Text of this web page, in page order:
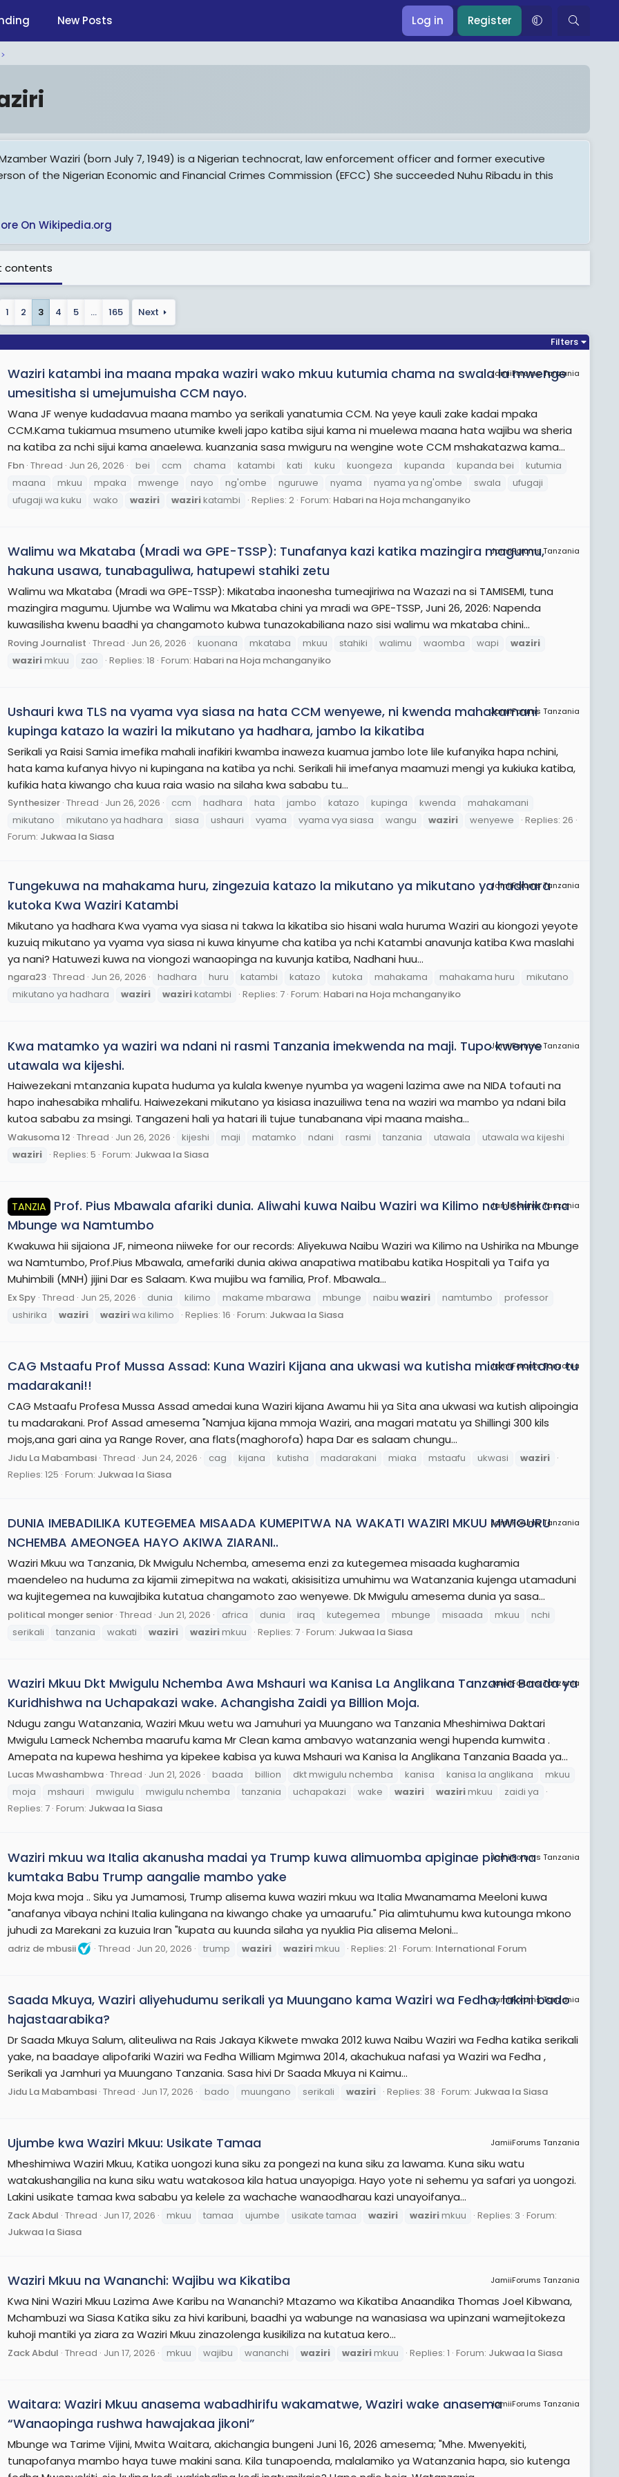
New Posts Log in Register
Waziri (born July 7, 1949) is a Nigerian technocrat, law enforcement officer and former executive
of the Nigerian Economic and Financial Crimes Commission (EFCC) She succeeded Nuhu Ribadu in this
On Wikipedia.org
contents
1 2 3 4 5 … 165 Next
Filters
JamiiForums Tanzania
Waziri katambi ina maana mpaka waziri wako mkuu kutumia chama na swala la mwenge
umesitisha si umejumuisha CCM nayo.
Wana JF wenye kudadavua maana mambo ya serikali yanatumia CCM. Na yeye kauli zake kadai mpaka
CCM.Kama tukiamua msumeno utumike kweli japo katiba sijui kama ni muelewa maana hata wajibu wa sheria
na katiba za nchi sijui kama anaelewa. kuanzania sasa mwiguru na wengine wote CCM mshakatazwa kama...
Fbn Thread Jun 26, 2026 bei ccm chama katambi kati kuku kuongeza kupanda kupanda bei
kutumia
maana
mkuu mpaka mwenge nayo ng'ombe nguruwe nyama nyama ya ng'ombe swala
ufugaji
ufugaji wa kuku
wako waziri wazirikatambi Replies: 2 Forum: Habari na Hoja mchanganyiko
JamiiForums Tanzania
Walimu wa Mkataba (Mradi wa GPE-TSSP): Tunafanya kazi katika mazingira magumu,
hakuna usawa, tunabaguliwa, hatupewi stahiki zetu
Walimu wa Mkataba (Mradi wa GPE-TSSP): Mikataba inaonesha tumeajiriwa na Wazazi na si TAMISEMI, tuna
mazingira magumu. Ujumbe wa Walimu wa Mkataba chini ya mradi wa GPE-TSSP, Juni 26, 2026: Napenda
kuwasilisha kwenu baadhi ya changamoto kubwa tunazokabiliana nazo sisi walimu wa mkataba chini...
Roving Journalist Thread Jun 26, 2026 kuonana mkataba mkuu stahiki walimu waomba wapi
waziri
wazirimkuu zao Replies: 18 Forum: Habari na Hoja mchanganyiko
JamiiForums Tanzania
Ushauri kwa TLS na vyama vya siasa na hata CCM wenyewe, ni kwenda mahakamani
kupinga katazo la waziri la mikutano ya hadhara, jambo la kikatiba
Serikali ya Raisi Samia imefika mahali inafikiri kwamba inaweza kuamua jambo lote lile kufanyika hapa nchini,
hata kama kufanya hivyo ni kupingana na katiba ya nchi. Serikali hii imefanya maamuzi mengi ya kukiuka katiba,
kufikia hata kiwango cha kuua raia wasio na silaha kwa sababu tu...
Synthesizer Thread Jun 26, 2026 ccm hadhara hata jambo katazo kupinga kwenda
mahakamani
mikutano
mikutano ya hadhara siasa ushauri vyama vyama vya siasa wangu waziri wenyewe
Replies: 26
Forum: Jukwaa la Siasa
JamiiForums Tanzania
Tungekuwa na mahakama huru, zingezuia katazo la mikutano ya mikutano ya hadhara
kutoka Kwa Waziri Katambi
Mikutano ya hadhara Kwa vyama vya siasa ni takwa la kikatiba sio hisani wala huruma Waziri au kiongozi yeyote
kuzuiq mikutano ya vyama vya siasa ni kuwa kinyume cha katiba ya nchi Katambi anavunja katiba Kwa maslahi
ya nani? Hatuwezi kuwa na viongozi wanaopinga na kuvunja katiba, Nadhani huu...
ngara23 Thread Jun 26, 2026 hadhara huru katambi katazo kutoka mahakama mahakama huru
mikutano
mikutano ya hadhara
waziri wazirikatambi Replies: 7 Forum: Habari na Hoja mchanganyiko
JamiiForums Tanzania
Kwa matamko ya waziri wa ndani ni rasmi Tanzania imekwenda na maji. Tupo kwenye
utawala wa kijeshi.
Haiwezekani mtanzania kupata huduma ya kulala kwenye nyumba ya wageni lazima awe na NIDA tofauti na
hapo inahesabika mhalifu. Haiwezekani mikutano ya kisiasa inazuiliwa tena na waziri wa mambo ya ndani bila
kutoa sababu za msingi. Tangazeni hali ya hatari ili tujue tunabanana vipi maana maisha...
Wakusoma 12 Thread Jun 26, 2026 kijeshi maji matamko ndani rasmi tanzania utawala
utawala wa kijeshi
waziri
Replies: 5 Forum: Jukwaa la Siasa
JamiiForums Tanzania
TANZIA
Prof. Pius Mbawala afariki dunia. Aliwahi kuwa Naibu Waziri wa Kilimo na Ushirika na
Mbunge wa Namtumbo
Kwakuwa hii sijaiona JF, nimeona niiweke for our records: Aliyekuwa Naibu Waziri wa Kilimo na Ushirika na Mbunge
wa Namtumbo, Prof.Pius Mbawala, amefariki dunia akiwa anapatiwa matibabu katika Hospitali ya Taifa ya
Muhimbili (MNH) jijini Dar es Salaam. Kwa mujibu wa familia, Prof. Mbawala...
Ex Spy Thread Jun 25, 2026 dunia kilimo makame mbarawa mbunge naibu waziri namtumbo
professor
ushirika
waziri waziriwa kilimo Replies: 16 Forum: Jukwaa la Siasa
JamiiForums Tanzania
CAG Mstaafu Prof Mussa Assad: Kuna Waziri Kijana ana ukwasi wa kutisha miaka mitano tu
madarakani!!
CAG Mstaafu Profesa Mussa Assad amedai kuna Waziri kijana Awamu hii ya Sita ana ukwasi wa kutish alipoingia
tu madarakani. Prof Assad amesema "Namjua kijana mmoja Waziri, ana magari matatu ya Shillingi 300 kils
mojs,ana gari aina ya Range Rover, ana flats(maghorofa) hapa Dar es salaam chungu...
Jidu La Mabambasi Thread Jun 24, 2026 cag kijana kutisha madarakani miaka mstaafu ukwasi
waziri
Replies: 125 Forum: Jukwaa la Siasa
JamiiForums Tanzania
DUNIA IMEBADILIKA KUTEGEMEA MISAADA KUMEPITWA NA WAKATI WAZIRI MKUU MWIGURU
NCHEMBA AMEONGEA HAYO AKIWA ZIARANI..
Waziri Mkuu wa Tanzania, Dk Mwigulu Nchemba, amesema enzi za kutegemea misaada kugharamia
maendeleo na huduma za kijamii zimepitwa na wakati, akisisitiza umuhimu wa Watanzania kujenga utamaduni
wa kujitegemea na kuwajibika kutatua changamoto zao wenyewe. Dk Mwigulu amesema dunia ya sasa...
political monger senior Thread Jun 21, 2026 africa dunia iraq kutegemea mbunge misaada mkuu
nchi
serikali
tanzania wakati waziri wazirimkuu Replies: 7 Forum: Jukwaa la Siasa
JamiiForums Tanzania
Waziri Mkuu Dkt Mwigulu Nchemba Awa Mshauri wa Kanisa La Anglikana Tanzania Baada ya
Kuridhishwa na Uchapakazi wake. Achangisha Zaidi ya Billion Moja.
Ndugu zangu Watanzania, Waziri Mkuu wetu wa Jamuhuri ya Muungano wa Tanzania Mheshimiwa Daktari
Mwigulu Lameck Nchemba maarufu kama Mr Clean kama ambavyo watanzania wengi hupenda kumwita .
Amepata na kupewa heshima ya kipekee kabisa ya kuwa Mshauri wa Kanisa la Anglikana Tanzania Baada ya...
Lucas Mwashambwa Thread Jun 21, 2026 baada billion dkt mwigulu nchemba kanisa kanisa la anglikana
mkuu
moja
mshauri mwigulu mwigulu nchemba tanzania uchapakazi wake waziri wazirimkuu
zaidi ya
Replies: 7 Forum: Jukwaa la Siasa
JamiiForums Tanzania
Waziri mkuu wa Italia akanusha madai ya Trump kuwa alimuomba apiginae picha na
kumtaka Babu Trump aangalie mambo yake
Moja kwa moja .. Siku ya Jumamosi, Trump alisema kuwa waziri mkuu wa Italia Mwanamama Meeloni kuwa
"anafanya vibaya nchini Italia kulingana na kiwango chake ya umaarufu." Pia alimtuhumu kwa kutounga mkono
juhudi za Marekani za kuzuia Iran "kupata au kuunda silaha ya nyuklia Pia alisema Meloni...
adriz de mbusii Thread Jun 20, 2026 trump waziri wazirimkuu Replies: 21 Forum: International Forum
JamiiForums Tanzania
Saada Mkuya, Waziri aliyehudumu serikali ya Muungano kama Waziri wa Fedha, lakini bado
hajastaarabika?
Dr Saada Mkuya Salum, aliteuliwa na Rais Jakaya Kikwete mwaka 2012 kuwa Naibu Waziri wa Fedha katika serikali
yake, na baadaye alipofariki Waziri wa Fedha William Mgimwa 2014, akachukua nafasi ya Waziri wa Fedha ,
Serikali ya Jamhuri ya Muungano Tanzania. Sasa hivi Dr Saada Mkuya ni Kaimu...
Jidu La Mabambasi Thread Jun 17, 2026 bado muungano serikali waziri Replies: 38 Forum: Jukwaa la Siasa
JamiiForums Tanzania
Ujumbe kwa Waziri Mkuu: Usikate Tamaa
Mheshimiwa Waziri Mkuu, Katika uongozi kuna siku za pongezi na kuna siku za lawama. Kuna siku watu
watakushangilia na kuna siku watu watakosoa kila hatua unayopiga. Hayo yote ni sehemu ya safari ya uongozi.
Lakini usikate tamaa kwa sababu ya kelele za wachache wanaodharau kazi unayoifanya...
Zack Abdul Thread Jun 17, 2026 mkuu tamaa ujumbe usikate tamaa waziri wazirimkuu Replies: 3 Forum:
Jukwaa la Siasa
JamiiForums Tanzania
Waziri Mkuu na Wananchi: Wajibu wa Kikatiba
Kwa Nini Waziri Mkuu Lazima Awe Karibu na Wananchi? Mtazamo wa Kikatiba Anaandika Thomas Joel Kibwana,
Mchambuzi wa Siasa Katika siku za hivi karibuni, baadhi ya wabunge na wanasiasa wa upinzani wamejitokeza
kuhoji mantiki ya ziara za Waziri Mkuu zinazolenga kusikiliza na kutatua kero...
Zack Abdul Thread Jun 17, 2026 mkuu wajibu wananchi waziri wazirimkuu Replies: 1 Forum: Jukwaa la Siasa
JamiiForums Tanzania
Waitara: Waziri Mkuu anasema wabadhirifu wakamatwe, Waziri wake anasema
“Wanaopinga rushwa hawajakaa jikoni”
Mbunge wa Tarime Vijini, Mwita Waitara, akichangia bungeni Juni 16, 2026 amesema; "Mhe. Mwenyekiti,
tunapofanya mambo haya tuwe makini sana. Kila tunapoenda, malalamiko ya Watanzania hapa, sio kutenga